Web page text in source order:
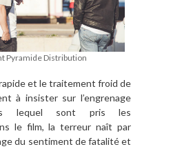
Pyramide Distribution
et le traitement froid de
à insister sur l’engrenage
lequel sont pris les
le film, la terreur naît par
du sentiment de fatalité et